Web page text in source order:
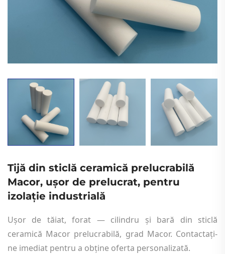
Tijă din sticlă ceramică prelucrabilă
Macor, ușor de prelucrat, pentru
izolație industrială
Ușor de tăiat, forat — cilindru și bară din sticlă
ceramică Macor prelucrabilă, grad Macor. Contactați-
ne imediat pentru a obține oferta personalizată.